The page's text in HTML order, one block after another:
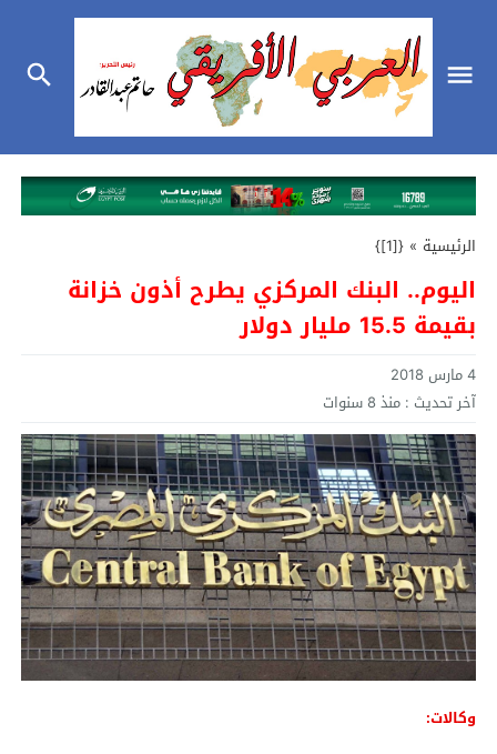
الرئيسية »
{[1]}
اليوم.. البنك المركزي يطرح أذون خزانة
بقيمة 15.5 مليار دولار
4 مارس 2018
آخر تحديث : منذ 8 سنوات
وكالات: